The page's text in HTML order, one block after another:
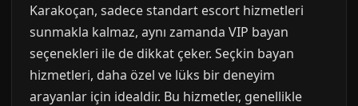
Karakoçan, sadece standart escort hizmetleri
sunmakla kalmaz, aynı zamanda VIP bayan
seçenekleri ile de dikkat çeker. Seçkin bayan
hizmetleri, daha özel ve lüks bir deneyim
arayanlar için idealdir. Bu hizmetler, genellikle